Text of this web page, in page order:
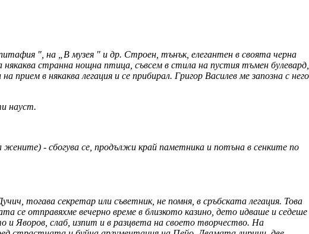
", на „В музея " и др. Строен, тънък, елегантен в своята черна
странна нощна птица, съвсем в стила на пустия тъмен булевард,
в някаква легация и се прибирал. Григор Василев ме запозна с него
науст.
- сбогува се, продължи край паметника и потъна в сенките по
тогава секретар или съветник, не помня, в сръбската легация. Това
се отправяхме вечерно време в близкото казино, дето идваше и седеше
и Яворов, слаб, изпит и в разцвета на своето творчество. На